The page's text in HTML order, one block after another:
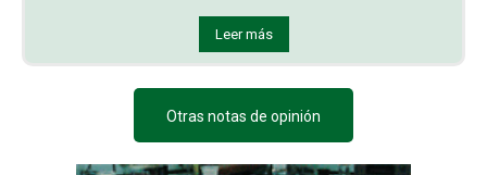
Leer más
Otras notas de opinión